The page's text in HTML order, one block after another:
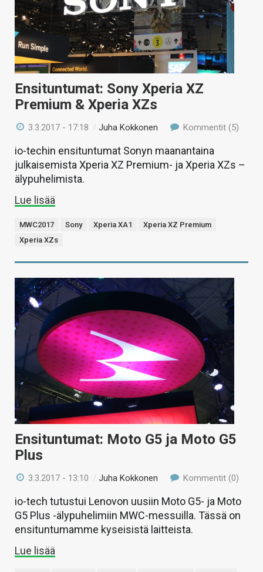
Ensituntumat: Sony Xperia XZ
Premium & Xperia XZs
3.3.2017 - 17:18 /Juha Kokkonen Kommentit (5)
io-techin ensituntumat Sonyn maanantaina
julkaisemista Xperia XZ Premium- ja Xperia XZs –
älypuhelimista.
Lue lisää
MWC2017 Sony Xperia XA1
Xperia XZ Premium
Xperia XZs
Ensituntumat: Moto G5 ja Moto G5
Plus
3.3.2017 - 13:10 /Juha Kokkonen Kommentit (0)
io-tech tutustui Lenovon uusiin Moto G5- ja Moto
G5 Plus -älypuhelimiin MWC-messuilla. Tässä on
ensituntumamme kyseisistä laitteista.
Lue lisää